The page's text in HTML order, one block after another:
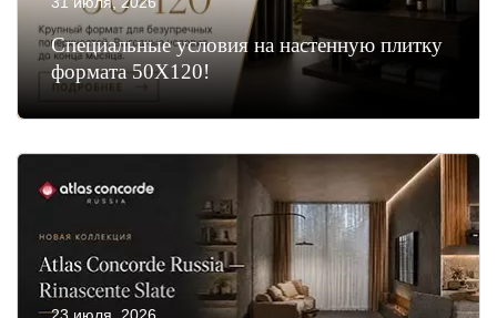
Специальные условия на настенную плитку
формата 50Х120!